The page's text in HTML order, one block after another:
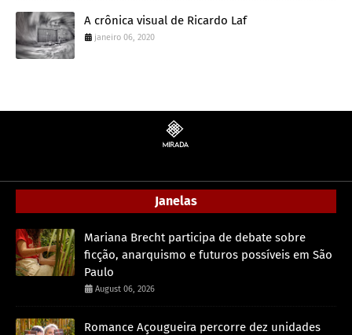
A crônica visual de Ricardo Laf
janeiro 06, 2020
Janelas
Mariana Brecht participa de debate sobre
ficção, anarquismo e futuros possíveis em São
Paulo
August 06, 2026
Romance Açougueira percorre dez unidades